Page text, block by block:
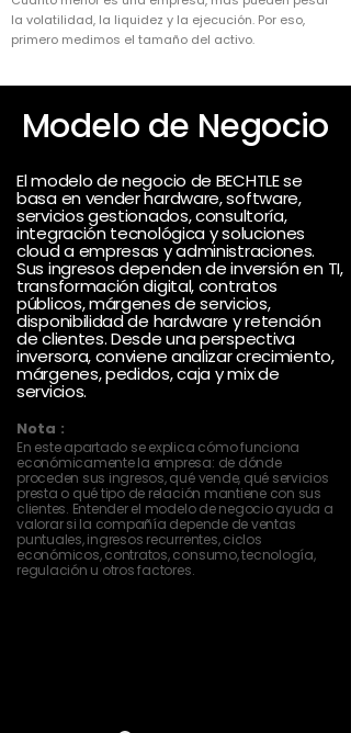
la volatilidad, la liquidez y la ejecución. Por eso,
primero medimos el tamaño del activo.
Modelo de Negocio
El modelo de negocio de BECHTLE se
basa en vender hardware, software,
servicios gestionados, consultoría,
integración tecnológica y soluciones
cloud a empresas y administraciones.
Sus ingresos dependen de inversión en TI,
transformación digital, contratos
públicos, márgenes de servicios,
disponibilidad de hardware y retención
de clientes. Desde una perspectiva
inversora, conviene analizar crecimiento,
márgenes, pedidos, caja y mix de
servicios.
Nota :
En este apartado se explica cómo funciona
económicamente la empresa: de dónde
proceden sus ingresos, qué vende, qué servicios
presta o qué tipo de relación mantiene con sus
clientes. Entender el modelo de negocio ayuda a
valorar si la compañía depende de ventas
puntuales, ingresos recurrentes, ciclos
económicos, contratos, consumo, tecnología,
regulación u otros factores.